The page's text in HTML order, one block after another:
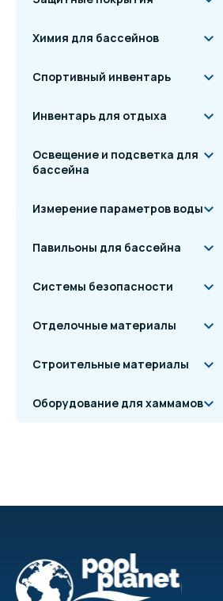
Химия для бассейнов
Спортивный инвентарь
Инвентарь для отдыха
Освещение и подсветка для
бассейна
Измерение параметров воды
Павильоны для бассейна
Системы безопасности
Отделочные материалы
Строительные материалы
Оборудование для хаммамов